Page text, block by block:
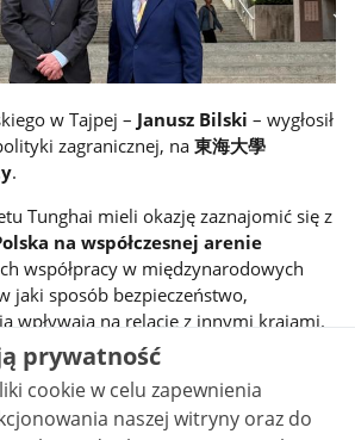
w Tajpej – Janusz Bilski – wygłosił
zagranicznej, na東海大學
.
Tunghai mieli okazję zaznajomić się z
na współczesnej arenie
współpracy w międzynarodowych
jaki sposób bezpieczeństwo,
wpływają na relacje z innymi krajami.
prywatność
cookie w celu zapewnienia
naszej witryny oraz do